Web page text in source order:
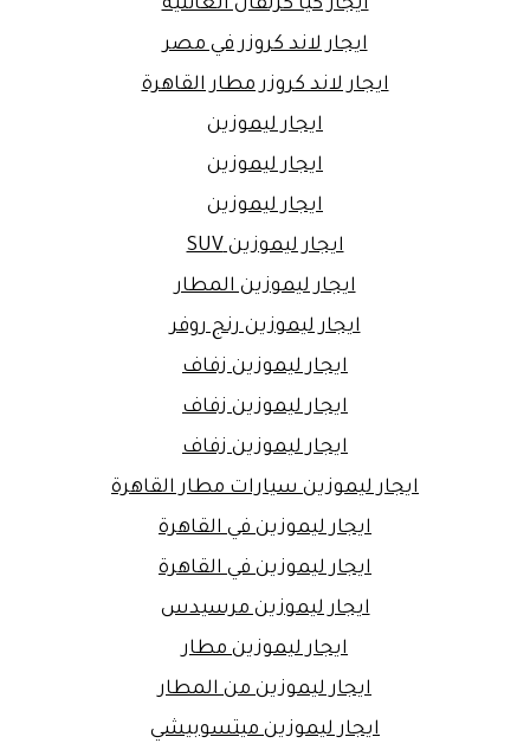
ايجار كيا كرنفال العائلية
ايجار لاند كروزر في مصر
ايجار لاند كروزر مطار القاهرة
ايجار ليموزين
ايجار ليموزين
ايجار ليموزين
ايجار ليموزين SUV
ايجار ليموزين المطار
ايجار ليموزين رنج روفر
ايجار ليموزين زفاف
ايجار ليموزين زفاف
ايجار ليموزين زفاف
ايجار ليموزين سيارات مطار القاهرة
ايجار ليموزين في القاهرة
ايجار ليموزين في القاهرة
ايجار ليموزين مرسيدس
ايجار ليموزين مطار
ايجار ليموزين من المطار
ايجار ليموزين ميتسوبيشي